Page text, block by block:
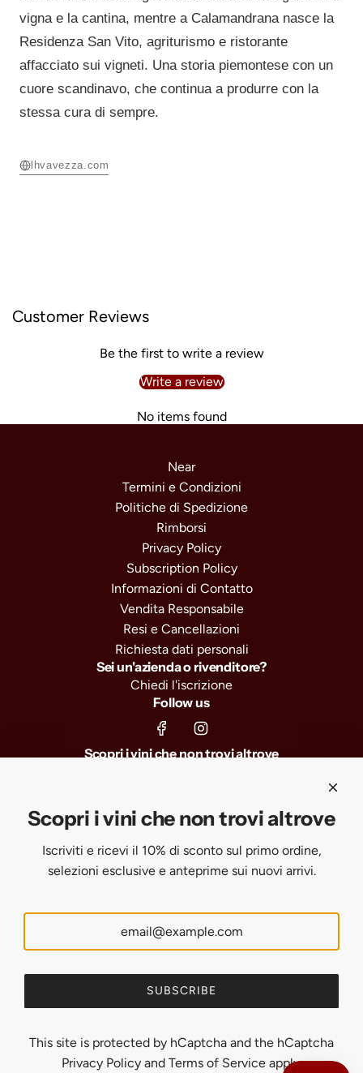
vigna e la cantina, mentre a Calamandrana nasce la
Residenza San Vito, agriturismo e ristorante
affacciato sui vigneti. Una storia piemontese con un
cuore scandinavo, che continua a produrre con la
stessa cura di sempre.
lhvavezza.com
Customer Reviews
Be the first to write a review
Write a review
No items found
Near
Termini e Condizioni
Politiche di Spedizione
Rimborsi
Privacy Policy
Subscription Policy
Informazioni di Contatto
Vendita Responsabile
Resi e Cancellazioni
Richiesta dati personali
Sei un'azienda o rivenditore?
Chiedi l'iscrizione
Follow us
Scopri i vini che non trovi altrove
SUBSCRIBE
United States (USD $)
Scopri i vini che non trovi altrove
Iscriviti e ricevi il 10% di sconto sul primo ordine,
selezioni esclusive e anteprime sui nuovi arrivi.
SUBSCRIBE
This site is protected by hCaptcha and the hCaptcha
Privacy Policyand Terms of Serviceapply.